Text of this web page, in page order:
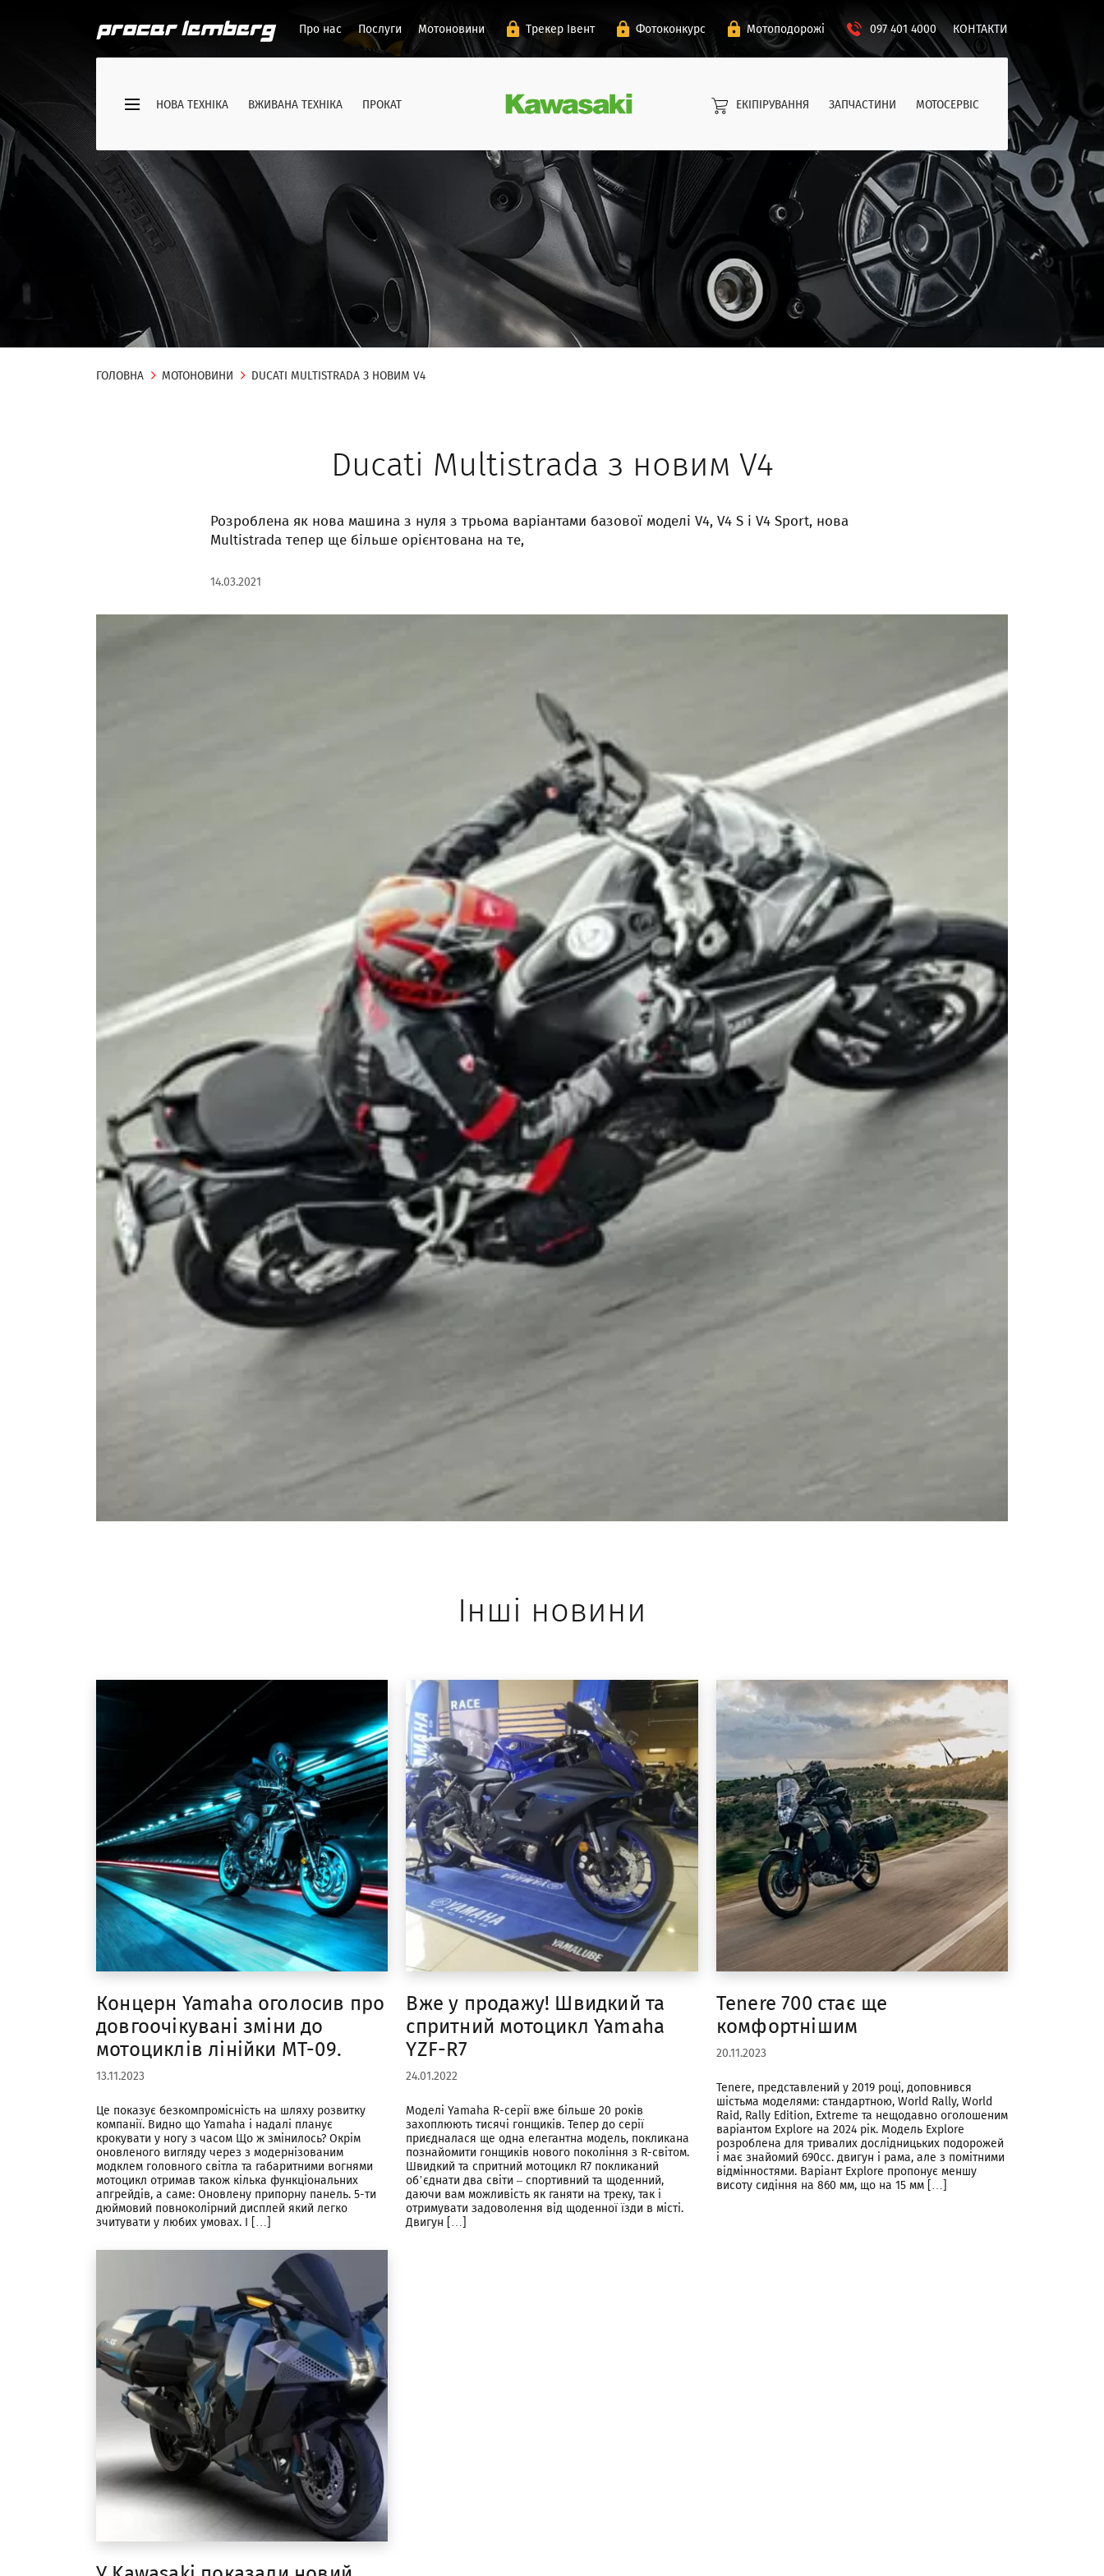
Про нас Послуги Мотоновини Трекер Івент Фотоконкурс Мотоподорожі 097 401 4000 КОНТАКТИ
НОВА ТЕХНІКА ВЖИВАНА ТЕХНІКА ПРОКАТ ЕКІПІРУВАННЯ ЗАПЧАСТИНИ МОТОСЕРВІС
ГОЛОВНА МОТОНОВИНИ DUCATI MULTISTRADA З НОВИМ V4
Ducati Multistrada з новим V4
Розроблена як нова машина з нуля з трьома варіантами базової моделі V4, V4 S і V4 Sport, нова
Multistrada тепер ще більше орієнтована на те,
14.03.2021
Інші новини
Концерн Yamaha оголосив про
довгоочікувані зміни до
мотоциклів лінійки МТ-09.
13.11.2023
Це показує безкомпромісність на шляху розвитку
компанії. Видно що Yamaha і надалі планує
крокувати у ногу з часом Що ж змінилось? Окрім
оновленого вигляду через з модернізованим
модклем головного світла та габаритними вогнями
мотоцикл отримав також кілька функціональних
апгрейдів, а саме: Оновлену припорну панель. 5-ти
дюймовий повноколірний дисплей який легко
зчитувати у любих умовах. І […]
Вже у продажу! Швидкий та
спритний мотоцикл Yamaha
YZF-R7
24.01.2022
Моделі Yamaha R-серії вже більше 20 років
захоплюють тисячі гонщиків. Тепер до серії
приєдналася ще одна елегантна модель, покликана
познайомити гонщиків нового покоління з R-світом.
Швидкий та спритний мотоцикл R7 покликаний
об’єднати два світи – спортивний та щоденний,
даючи вам можливість як ганяти на треку, так і
отримувати задоволення від щоденної їзди в місті.
Двигун […]
Tenere 700 стає ще
комфортнішим
20.11.2023
Tenere, представлений у 2019 році, доповнився
шістьма моделями: стандартною, World Rally, World
Raid, Rally Edition, Extreme та нещодавно оголошеним
варіантом Explore на 2024 рік. Модель Explore
розроблена для тривалих дослідницьких подорожей
і має знайомий 690cc. двигун і рама, але з помітними
відмінностями. Варіант Explore пропонує меншу
висоту сидіння на 860 мм, що на 15 мм […]